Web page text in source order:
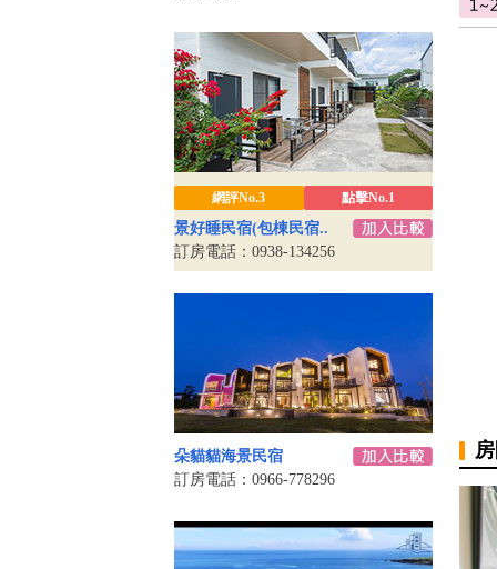
網評No.3 點擊No.1
景好睡民宿(包棟民宿..
訂房電話：0938-134256
朵貓貓海景民宿
訂房電話：0966-778296